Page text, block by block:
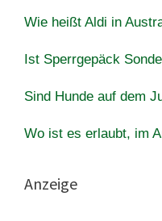
Wie heißt Aldi in
Ist Sperrgepäck
Sind Hunde auf dem
Wo ist es erlaubt, im
Anzeige